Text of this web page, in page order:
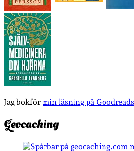
Jag bokför min läsning på Goodreads
Geocaching